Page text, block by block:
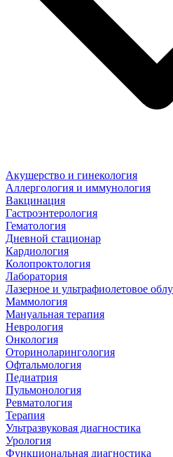
Акушерство и гинекология
Аллергология и иммунология
Вакцинация
Гастроэнтерология
Гематология
Дневной стационар
Кардиология
Колопроктология
Лаборатория
Лазерное и ультрафиолетовое
Маммология
Мануальная терапия
Неврология
Онкология
Оториноларингология
Офтальмология
Педиатрия
Пульмонология
Ревматология
Терапия
Ультразвуковая диагностика
Урология
Функциональная диагностика